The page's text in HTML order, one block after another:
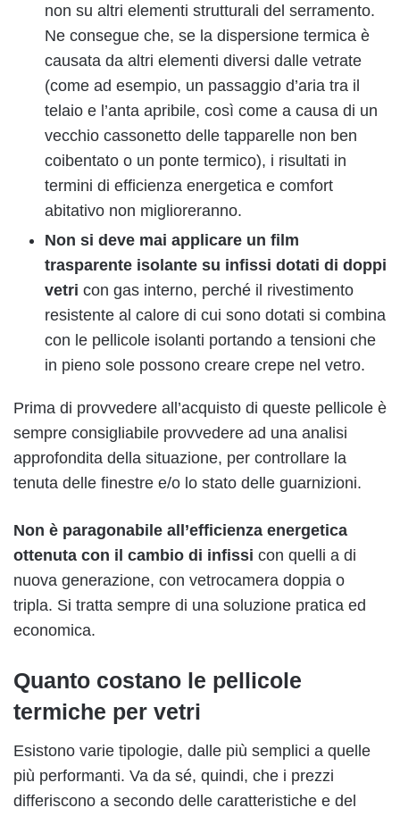
non su altri elementi strutturali del serramento.
Ne consegue che, se la dispersione termica è
causata da altri elementi diversi dalle vetrate
(come ad esempio, un passaggio d’aria tra il
telaio e l’anta apribile, così come a causa di un
vecchio cassonetto delle tapparelle non ben
coibentato o un ponte termico), i risultati in
termini di efficienza energetica e comfort
abitativo non miglioreranno.
Non si deve mai applicare un film
trasparente isolante su infissi dotati di doppi
vetri con gas interno, perché il rivestimento
resistente al calore di cui sono dotati si combina
con le pellicole isolanti portando a tensioni che
in pieno sole possono creare crepe nel vetro.
Prima di provvedere all’acquisto di queste pellicole è
sempre consigliabile provvedere ad una analisi
approfondita della situazione, per controllare la
tenuta delle finestre e/o lo stato delle guarnizioni.
Non è paragonabile all’efficienza energetica
ottenuta con il cambio di infissi con quelli a di
nuova generazione, con vetrocamera doppia o
tripla. Si tratta sempre di una soluzione pratica ed
economica.
Quanto costano le pellicole
termiche per vetri
Esistono varie tipologie, dalle più semplici a quelle
più performanti. Va da sé, quindi, che i prezzi
differiscono a secondo delle caratteristiche e del